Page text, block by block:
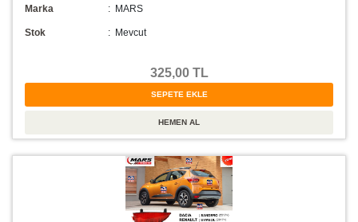
Marka : MARS
Stok : Mevcut
325,00 TL